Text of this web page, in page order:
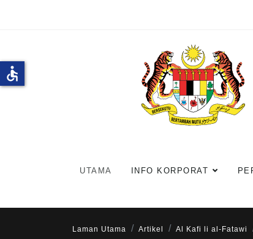
UTAMA INFO KORPORAT
Laman Utama Artikel Al Kafi li al-Fatawi
accessible